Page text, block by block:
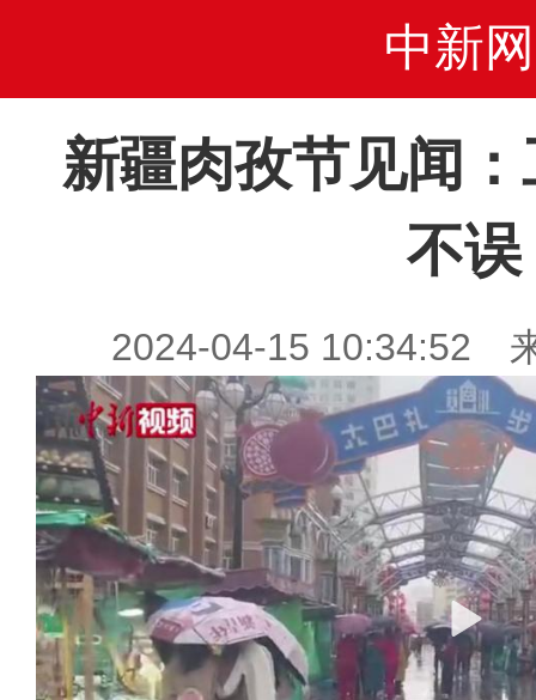
中新网
新疆肉孜节见闻
不误
2024-04-15 10:34:52